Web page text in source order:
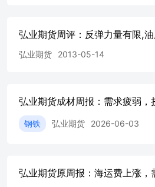
有限公司对这些信息的准确性
苏豪弘业期货股份有限公司不
何变更。 本报告中的信息以及
苏豪弘业期货股份有限公司及
弘业期货周评：反弹力量有限,
弘业期货 2013-05-14
弘业期货成材周报：需求疲弱，
钢铁 弘业期货 2026-06-03
弘业期货原周报：海运费上涨，